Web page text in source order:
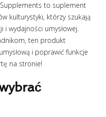
to suplement
kulturystyki, którzy szukają
wydajności umysłowej.
ten produkt
i poprawić funkcje
na stronie!